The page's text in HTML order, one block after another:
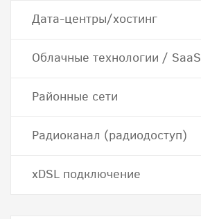
Дата-центры/хостинг
Облачные технологии / SaaS
Районные сети
Радиоканал (радиодоступ)
хDSL подключение